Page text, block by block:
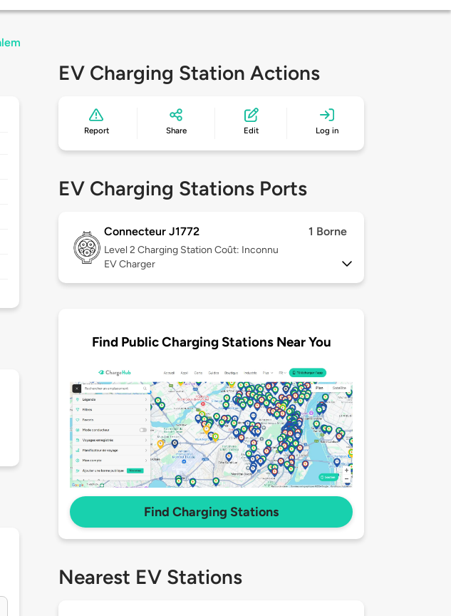
EV Charging Station Actions
Report Share Edit Log in
EV Charging Stations Ports
Connecteur J1772 1 Borne
Level 2 Charging Station Coût: Inconnu
EV Charger
Find Public Charging Stations Near You
Find Charging Stations
Nearest EV Stations